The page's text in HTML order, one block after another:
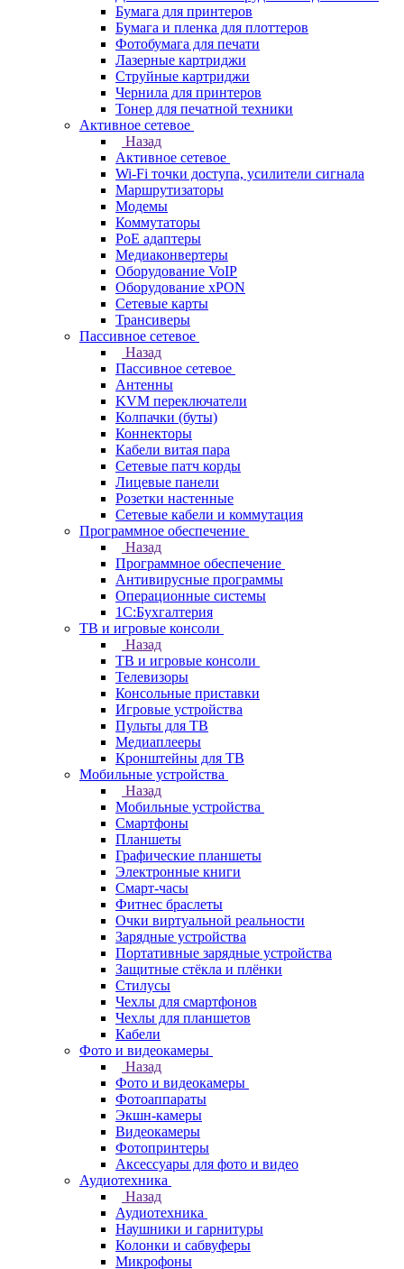
Бумага для принтеров
Бумага и пленка для плоттеров
Фотобумага для печати
Лазерные картриджи
Струйные картриджи
Чернила для принтеров
Тонер для печатной техники
Активное сетевое
Назад
Активное сетевое
Wi-Fi точки доступа, усилители сигнала
Маршрутизаторы
Модемы
Коммутаторы
PoE адаптеры
Медиаконвертеры
Оборудование VoIP
Оборудование xPON
Сетевые карты
Трансиверы
Пассивное сетевое
Назад
Пассивное сетевое
Антенны
KVM переключатели
Колпачки (буты)
Коннекторы
Кабели витая пара
Сетевые патч корды
Лицевые панели
Розетки настенные
Сетевые кабели и коммутация
Программное обеспечение
Назад
Программное обеспечение
Антивирусные программы
Операционные системы
1С:Бухгалтерия
ТВ и игровые консоли
Назад
ТВ и игровые консоли
Телевизоры
Консольные приставки
Игровые устройства
Пульты для ТВ
Медиаплееры
Кронштейны для ТВ
Мобильные устройства
Назад
Мобильные устройства
Смартфоны
Планшеты
Графические планшеты
Электронные книги
Смарт-часы
Фитнес браслеты
Очки виртуальной реальности
Зарядные устройства
Портативные зарядные устройства
Защитные стёкла и плёнки
Стилусы
Чехлы для смартфонов
Чехлы для планшетов
Кабели
Фото и видеокамеры
Назад
Фото и видеокамеры
Фотоаппараты
Экшн-камеры
Видеокамеры
Фотопринтеры
Аксессуары для фото и видео
Аудиотехника
Назад
Аудиотехника
Наушники и гарнитуры
Колонки и сабвуферы
Микрофоны